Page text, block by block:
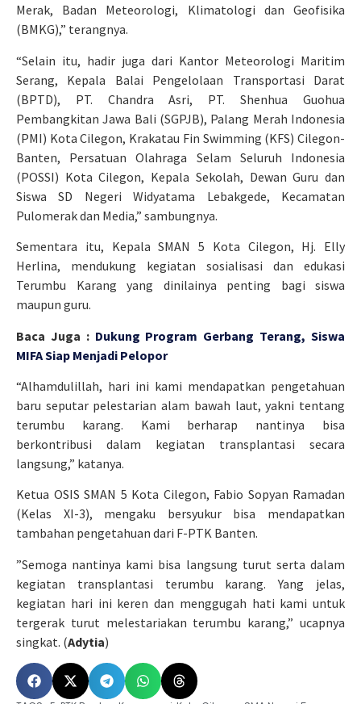
Merak, Badan Meteorologi, Klimatologi dan Geofisika
(BMKG),” terangnya.
“Selain itu, hadir juga dari Kantor Meteorologi Maritim
Serang, Kepala Balai Pengelolaan Transportasi Darat
(BPTD), PT. Chandra Asri, PT. Shenhua Guohua
Pembangkitan Jawa Bali (SGPJB), Palang Merah Indonesia
(PMI) Kota Cilegon, Krakatau Fin Swimming (KFS) Cilegon-
Banten, Persatuan Olahraga Selam Seluruh Indonesia
(POSSI) Kota Cilegon, Kepala Sekolah, Dewan Guru dan
Siswa SD Negeri Widyatama Lebakgede, Kecamatan
Pulomerak dan Media,” sambungnya.
Sementara itu, Kepala SMAN 5 Kota Cilegon, Hj. Elly
Herlina, mendukung kegiatan sosialisasi dan edukasi
Terumbu Karang yang dinilainya penting bagi siswa
maupun guru.
Baca Juga : Dukung Program Gerbang Terang, Siswa
MIFA Siap Menjadi Pelopor
“Alhamdulillah, hari ini kami mendapatkan pengetahuan
baru seputar pelestarian alam bawah laut, yakni tentang
terumbu karang. Kami berharap nantinya bisa
berkontribusi dalam kegiatan transplantasi secara
langsung,” katanya.
Ketua OSIS SMAN 5 Kota Cilegon, Fabio Sopyan Ramadan
(Kelas XI-3), mengaku bersyukur bisa mendapatkan
tambahan pengetahuan dari F-PTK Banten.
”Semoga nantinya kami bisa langsung turut serta dalam
kegiatan transplantasi terumbu karang. Yang jelas,
kegiatan hari ini keren dan menggugah hati kami untuk
tergerak turut melestariakan terumbu karang,” ucapnya
singkat. (Adytia)